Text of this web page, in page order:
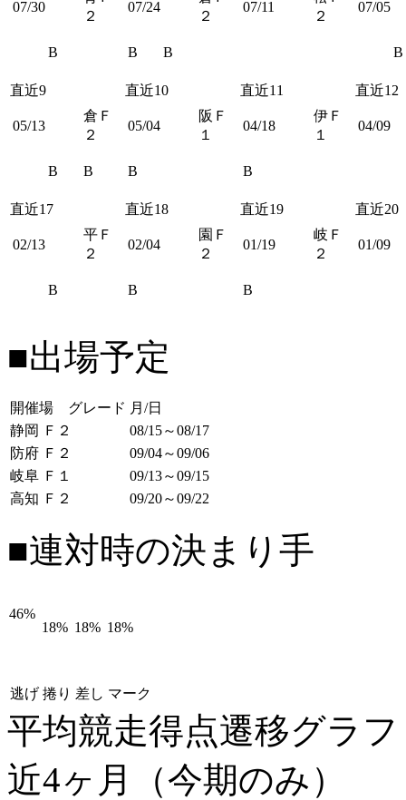
07/30
２
B
07/24
２
B B
07/11
２
07/05
B
直近9 直近10 直近11 直近12
05/13
倉Ｆ
２
B B
05/04
阪Ｆ
１
B
04/18
伊Ｆ
１
B
04/09
直近17 直近18 直近19 直近20
02/13
平Ｆ
２
B
02/04
園Ｆ
２
B
01/19
岐Ｆ
２
B
01/09
■出場予定
開催場 グレード 月/日
静岡 Ｆ２
08/15～08/17
防府 Ｆ２
09/04～09/06
岐阜 Ｆ１
09/13～09/15
高知 Ｆ２
09/20～09/22
■連対時の決まり手
46%
18% 18% 18%
逃げ 捲り 差し マーク
平均競走得点遷移グラ
近4ヶ月（今期のみ）